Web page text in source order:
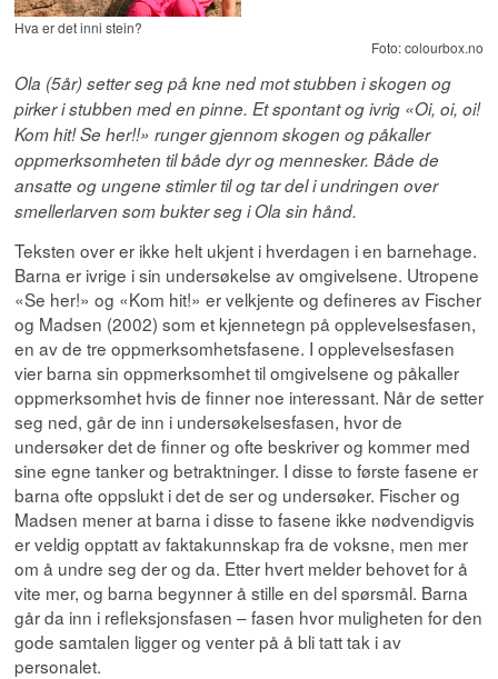
Hva er det inni stein?
Foto: colourbox.no
Ola (5år) setter seg på kne ned mot stubben i skogen og
pirker i stubben med en pinne. Et spontant og ivrig «Oi, oi, oi!
Kom hit! Se her!!» runger gjennom skogen og påkaller
oppmerksomheten til både dyr og mennesker. Både de
ansatte og ungene stimler til og tar del i undringen over
smellerlarven som bukter seg i Ola sin hånd.
Teksten over er ikke helt ukjent i hverdagen i en barnehage.
Barna er ivrige i sin undersøkelse av omgivelsene. Utropene
«Se her!» og «Kom hit!» er velkjente og defineres av Fischer
og Madsen (2002) som et kjennetegn på opplevelsesfasen,
en av de tre oppmerksomhetsfasene. I opplevelsesfasen
vier barna sin oppmerksomhet til omgivelsene og påkaller
oppmerksomhet hvis de finner noe interessant. Når de setter
seg ned, går de inn i undersøkelsesfasen, hvor de
undersøker det de finner og ofte beskriver og kommer med
sine egne tanker og betraktninger. I disse to første fasene er
barna ofte oppslukt i det de ser og undersøker. Fischer og
Madsen mener at barna i disse to fasene ikke nødvendigvis
er veldig opptatt av faktakunnskap fra de voksne, men mer
om å undre seg der og da. Etter hvert melder behovet for å
vite mer, og barna begynner å stille en del spørsmål. Barna
går da inn i refleksjonsfasen – fasen hvor muligheten for den
gode samtalen ligger og venter på å bli tatt tak i av
personalet.